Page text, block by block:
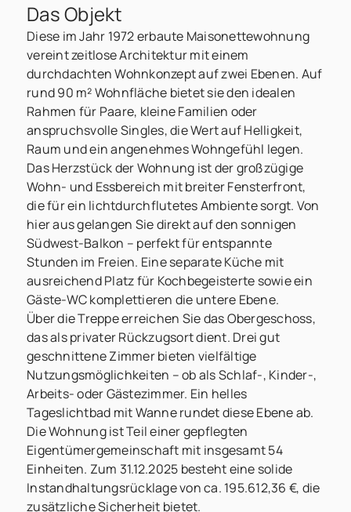
Das Objekt
Diese im Jahr 1972 erbaute Maisonettewohnung
vereint zeitlose Architektur mit einem
durchdachten Wohnkonzept auf zwei Ebenen. Auf
rund 90 m² Wohnfläche bietet sie den idealen
Rahmen für Paare, kleine Familien oder
anspruchsvolle Singles, die Wert auf Helligkeit,
Raum und ein angenehmes Wohngefühl legen.
Das Herzstück der Wohnung ist der großzügige
Wohn- und Essbereich mit breiter Fensterfront,
die für ein lichtdurchflutetes Ambiente sorgt. Von
hier aus gelangen Sie direkt auf den sonnigen
Südwest-Balkon – perfekt für entspannte
Stunden im Freien. Eine separate Küche mit
ausreichend Platz für Kochbegeisterte sowie ein
Gäste-WC komplettieren die untere Ebene.
Über die Treppe erreichen Sie das Obergeschoss,
das als privater Rückzugsort dient. Drei gut
geschnittene Zimmer bieten vielfältige
Nutzungsmöglichkeiten – ob als Schlaf-, Kinder-,
Arbeits- oder Gästezimmer. Ein helles
Tageslichtbad mit Wanne rundet diese Ebene ab.
Die Wohnung ist Teil einer gepflegten
Eigentümergemeinschaft mit insgesamt 54
Einheiten. Zum 31.12.2025 besteht eine solide
Instandhaltungsrücklage von ca. 195.612,36 €, die
zusätzliche Sicherheit bietet.